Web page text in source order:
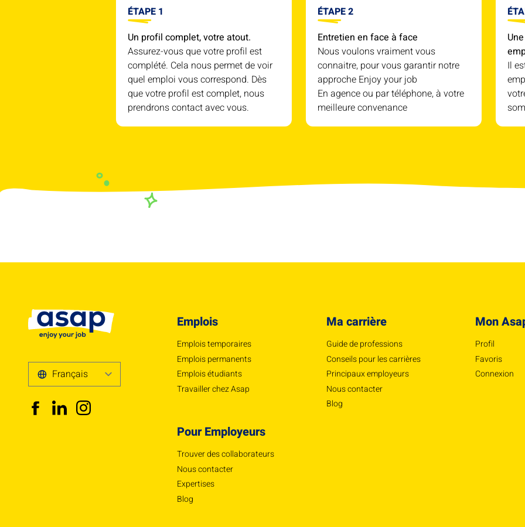
ÉTAPE 1
Un profil complet, votre atout.
Assurez-vous que votre profil est
complété. Cela nous permet de voir
quel emploi vous correspond. Dès
que votre profil est complet, nous
prendrons contact avec vous.
ÉTAPE 2
Entretien en face à face
Nous voulons vraiment vous
connaitre, pour vous garantir notre
approche Enjoy your job
En agence ou par téléphone, à votre
meilleure convenance
Il
Emplois
Emplois temporaires
Emplois permanents
Emplois étudiants
Travailler chez Asap
Ma carrière
Guide de professions
Conseils pour les carrières
Principaux employeurs
Nous contacter
Blog
Mon
Profil
Favoris
Connexion
Pour Employeurs
Trouver des collaborateurs
Nous contacter
Expertises
Blog